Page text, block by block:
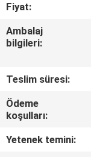
KALITE
KONTROL
BIZE
ULAŞIN
HABERLER
Fiyat:
Ambalaj
bilgileri:
Teslim süresi:
Ödeme
koşulları:
Yetenek temini: